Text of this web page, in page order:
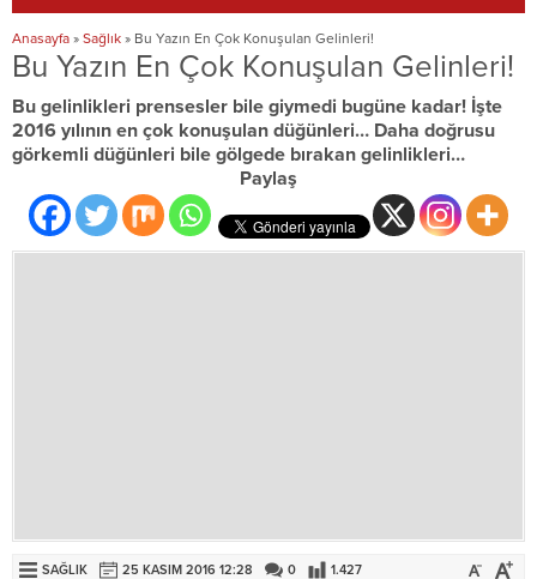
Anasayfa » Sağlık » Bu Yazın En Çok Konuşulan Gelinleri!
Bu Yazın En Çok Konuşulan Gelinleri!
Bu gelinlikleri prensesler bile giymedi bugüne kadar! İşte
2016 yılının en çok konuşulan düğünleri… Daha doğrusu
görkemli düğünleri bile gölgede bırakan gelinlikleri…
Paylaş
SAĞLIK 25 KASIM 2016 12:28 0 1.427